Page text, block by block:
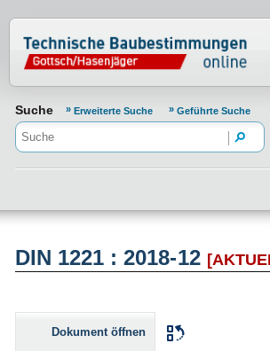
Normenportal
Suche Erweiterte Suche Geführte Suche
DIN 1221 : 2018-12
Dokument öffnen